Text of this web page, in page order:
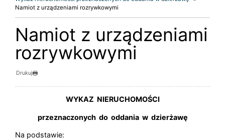
Namiot z urządzeniami rozrywkowymi
Namiot z urządzeniami
rozrywkowymi
Drukuj
WYKAZ NIERUCHOMOŚCI
przeznaczonych do oddania w dzierżawę
Na podstawie: